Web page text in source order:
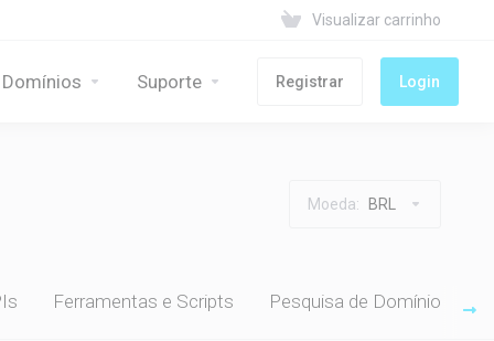
Visualizar carrinho
Domínios Suporte Registrar Login
Moeda: BRL
Ferramentas e Scripts Pesquisa de Domínio